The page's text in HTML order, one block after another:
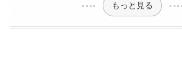
もっと見る